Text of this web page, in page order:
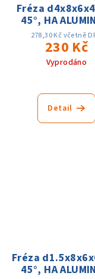
Fréza
45°, HA
278,30 Kč včetně
230 Kč
Vyprodáno
Detail
Fréza
45°, HA